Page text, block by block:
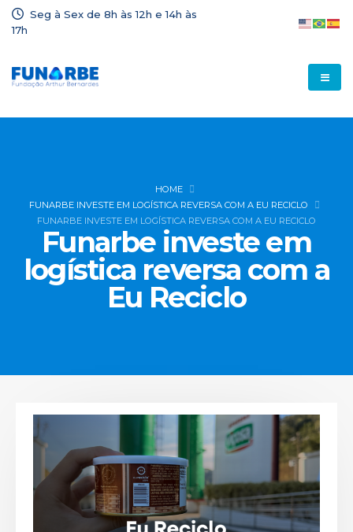
Seg à Sex de 8h às 12h e 14h às
17h
HOME
FUNARBE INVESTE EM LOGÍSTICA REVERSA COM A EU RECICLO
FUNARBE INVESTE EM LOGÍSTICA REVERSA COM A EU RECICLO
Funarbe investe em
logística reversa com a
Eu Reciclo